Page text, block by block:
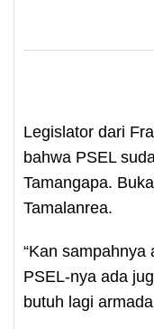
Legislator dari
bahwa PSEL
Tamangapa.
Tamalanrea.
“Kan sampahnya
PSEL-nya ada
butuh lagi